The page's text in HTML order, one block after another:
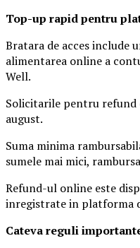
Top-up rapid pentru
Bratara de acces include
alimentarea online a
Well.
Solicitarile pentru
august.
Suma minima
sumele mai mici,
Refund-ul online este
inregistrate in platforma
Cateva reguli